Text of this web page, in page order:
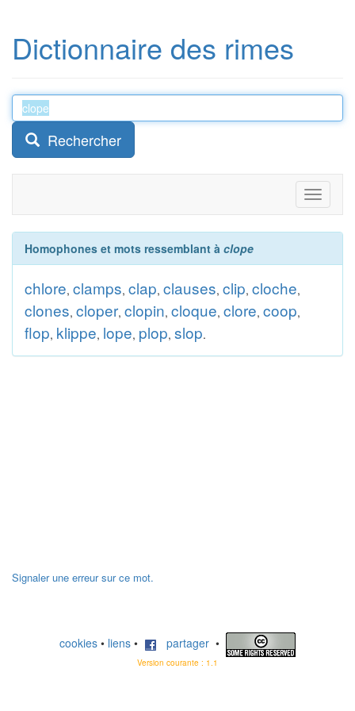
Dictionnaire des rimes
Rechercher
Toggle
Homophones et mots ressemblant à clope
chlore, clamps, clap, clauses, clip, cloche,
clones, cloper, clopin, cloque, clore, coop,
flop, klippe, lope, plop, slop.
Signaler une erreur sur ce mot.
cookies • liens • partager •
Version courante : 1.1